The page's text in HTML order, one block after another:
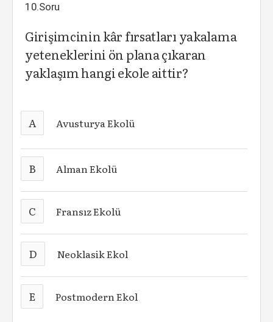
10.Soru
Girişimcinin kâr fırsatları yakalama
yeteneklerini ön plana çıkaran
yaklaşım hangi ekole aittir?
A Avusturya Ekolü
B Alman Ekolü
C Fransız Ekolü
D Neoklasik Ekol
E Postmodern Ekol